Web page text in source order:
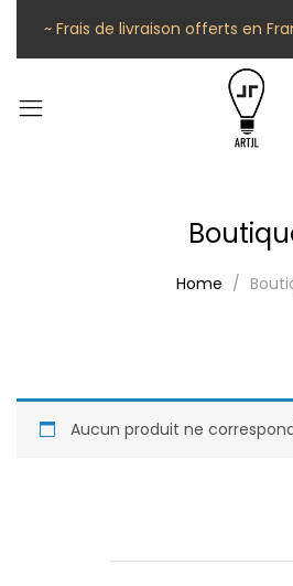
~ Frais de livraison offerts en
Home
Aucun produit ne